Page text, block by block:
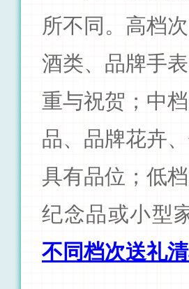
所不同。高档
酒类、品牌手
重与祝贺；中
品、品牌花卉
具有品位；低
纪念品或小型
不同档次送礼